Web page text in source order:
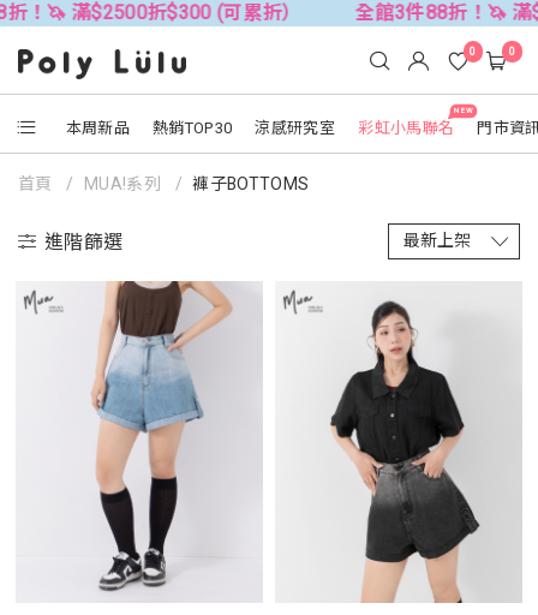
🦄 滿$2500折$300 (可累折） 全館3件88折！🦄 滿
本周新品 熱銷TOP30 涼感研究室
NEW
彩虹小馬聯名 門市資
0 0
首頁 MUA!系列 褲子BOTTOMS
進階篩選